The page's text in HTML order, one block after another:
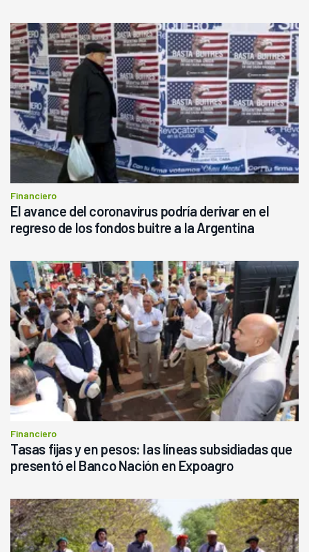
Financiero
El avance del coronavirus podría derivar en el
regreso de los fondos buitre a la Argentina
Financiero
Tasas fijas y en pesos: las líneas subsidiadas que
presentó el Banco Nación en Expoagro